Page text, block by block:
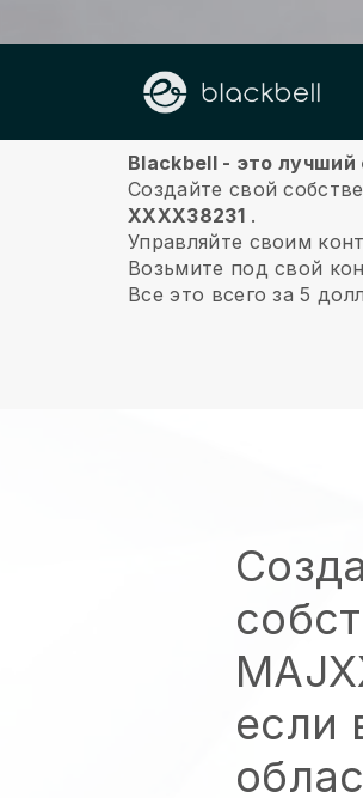
О нас
Blackbell - это
Создайте свой
XXXX38231.
Управляйте своим
Возьмите под свой
Все это всего за 5
если